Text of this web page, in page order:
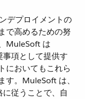
デプロイメントの
で高めるための努
MuleSoft は
項として提供す
においてもこれら
す。MuleSoft は、
従うことで、自